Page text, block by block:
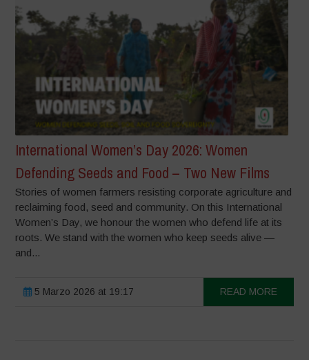
International Women’s Day 2026: Women
Defending Seeds and Food – Two New Films
Stories of women farmers resisting corporate agriculture and
reclaiming food, seed and community. On this International
Women’s Day, we honour the women who defend life at its
roots. We stand with the women who keep seeds alive —
and...
5 Marzo 2026 at 19:17 READ MORE